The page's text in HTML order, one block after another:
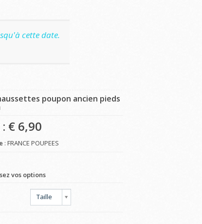
cette date.
poupon ancien pieds
€ 6,90
: FRANCE POUPEES
vos options
Taille